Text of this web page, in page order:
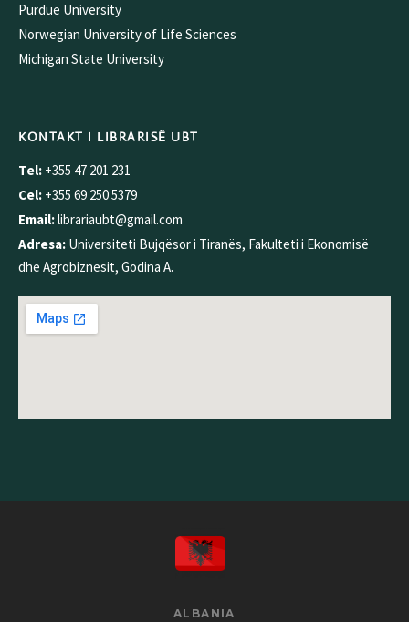
Purdue University
Norwegian University of Life Sciences
Michigan State University
KONTAKT I LIBRARISË UBT
Tel: +355 47 201 231
Cel: +355 69 250 5379
Email:librariaubt@gmail.com
Adresa: Universiteti Bujqësor i Tiranës, Fakulteti i Ekonomisë
dhe Agrobiznesit, Godina A.
ALBANIA